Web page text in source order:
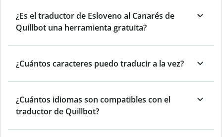
¿Es el traductor de Esloveno al Canarés de
Quillbot una herramienta gratuita?
¿Cuántos caracteres puedo traducir a la vez?
¿Cuántos idiomas son compatibles con el
traductor de Quillbot?